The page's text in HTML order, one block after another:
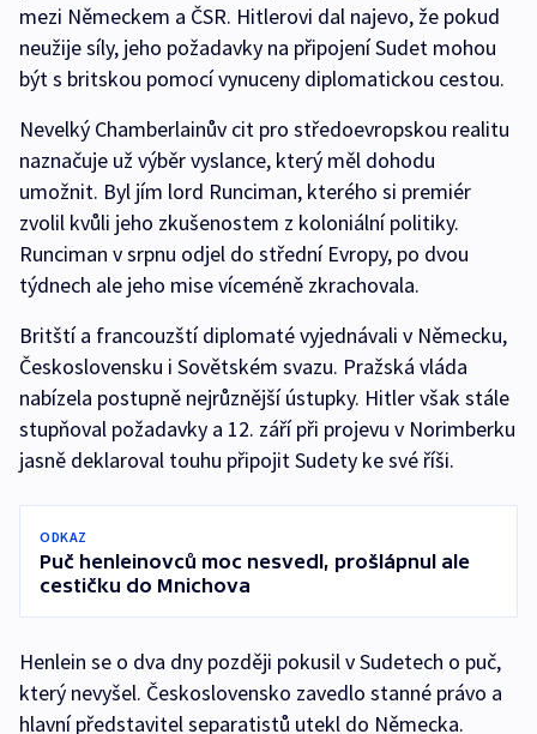
mezi Německem a ČSR. Hitlerovi dal najevo, že pokud
neužije síly, jeho požadavky na připojení Sudet mohou
být s britskou pomocí vynuceny diplomatickou cestou.
Nevelký Chamberlainův cit pro středoevropskou realitu
naznačuje už výběr vyslance, který měl dohodu
umožnit. Byl jím lord Runciman, kterého si premiér
zvolil kvůli jeho zkušenostem z koloniální politiky.
Runciman v srpnu odjel do střední Evropy, po dvou
týdnech ale jeho mise víceméně zkrachovala.
Britští a francouzští diplomaté vyjednávali v Německu,
Československu i Sovětském svazu. Pražská vláda
nabízela postupně nejrůznější ústupky. Hitler však stále
stupňoval požadavky a 12. září při projevu v Norimberku
jasně deklaroval touhu připojit Sudety ke své říši.
ODKAZ
Puč henleinovců moc nesvedl, prošlápnul ale
cestičku do Mnichova
Henlein se o dva dny později pokusil v Sudetech o puč,
který nevyšel. Československo zavedlo stanné právo a
hlavní představitel separatistů utekl do Německa.